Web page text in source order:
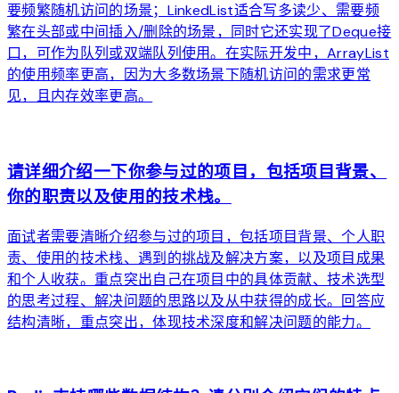
要频繁随机访问的场景；LinkedList适合写多读少、需要频
繁在头部或中间插入/删除的场景，同时它还实现了Deque接
口，可作为队列或双端队列使用。在实际开发中，ArrayList
的使用频率更高，因为大多数场景下随机访问的需求更常
见，且内存效率更高。
请详细介绍一下你参与过的项目，包括项目背景、
你的职责以及使用的技术栈。
面试者需要清晰介绍参与过的项目，包括项目背景、个人职
责、使用的技术栈、遇到的挑战及解决方案，以及项目成果
和个人收获。重点突出自己在项目中的具体贡献、技术选型
的思考过程、解决问题的思路以及从中获得的成长。回答应
结构清晰，重点突出，体现技术深度和解决问题的能力。